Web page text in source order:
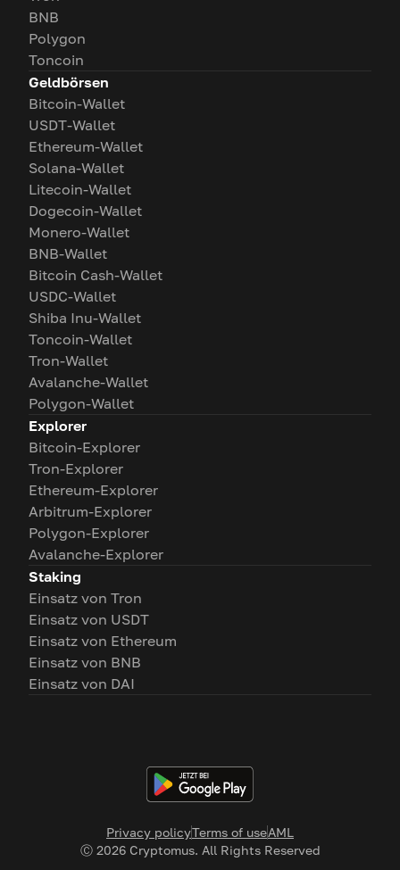
Privacy policyTerms of useAML
Ⓒ 2026Cryptomus. All Rights Reserved
BNB
Polygon
Toncoin
Geldbörsen
Bitcoin-Wallet
USDT-Wallet
Ethereum-Wallet
Solana-Wallet
Litecoin-Wallet
Dogecoin-Wallet
Monero-Wallet
BNB-Wallet
Bitcoin Cash-Wallet
USDC-Wallet
Shiba Inu-Wallet
Toncoin-Wallet
Tron-Wallet
Avalanche-Wallet
Polygon-Wallet
Explorer
Bitcoin-Explorer
Tron-Explorer
Ethereum-Explorer
Arbitrum-Explorer
Polygon-Explorer
Avalanche-Explorer
Staking
Einsatz von Tron
Einsatz von USDT
Einsatz von Ethereum
Einsatz von BNB
Einsatz von DAI